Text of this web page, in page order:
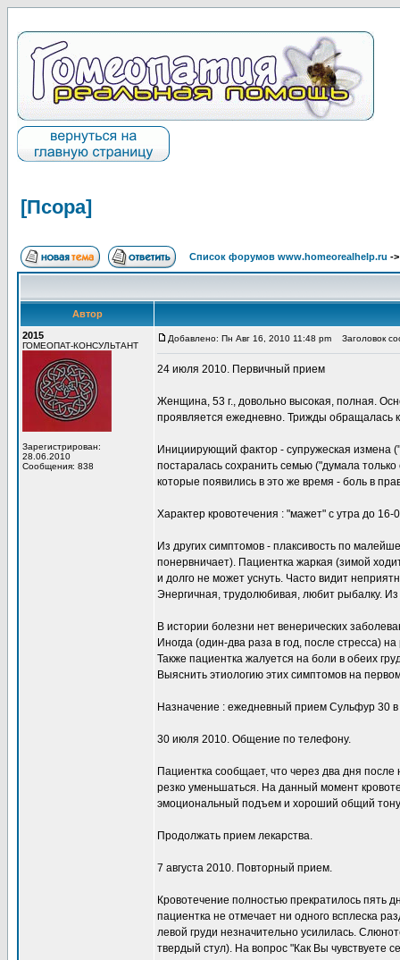
[Псора]
Список форумов www.homeorealhelp.ru -
Автор
2015
ГОМЕОПАТ-КОНСУЛЬТАНТ
Зарегистрирован:
28.06.2010
Сообщения: 838
Добавлено: Пн Авг 16, 2010 11:48 pm Заголовок
24 июля 2010. Первичный прием
Женщина, 53 г., довольно высокая, полная.
проявляется ежедневно. Трижды обращалась
Инициирующий фактор - супружеская измена
постаралась сохранить семью ("думала
которые появились в это же время - боль в
Характер кровотечения : "мажет" с утра до 16-
Из других симптомов - плаксивость по
понервничает). Пациентка жаркая (зимой
и долго не может уснуть. Часто видит
Энергичная, трудолюбивая, любит рыбалку.
В истории болезни нет венерических
Иногда (один-два раза в год, после стресса)
Также пациентка жалуется на боли в обеих
Выяснить этиологию этих симптомов на
Назначение : ежедневный прием Сульфур 30 в
30 июля 2010. Общение по телефону.
Пациентка сообщает, что через два дня
резко уменьшаться. На данный момент
эмоциональный подъем и хороший общий
Продолжать прием лекарства.
7 августа 2010. Повторный прием.
Кровотечение полностью прекратилось
пациентка не отмечает ни одного всплеска
левой груди незначительно усилилась.
твердый стул). На вопрос "Как Вы чувствуете